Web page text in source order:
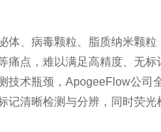
体、病毒颗粒、脂质纳米颗
痛点，难以满足高精度、无
技术瓶颈，ApogeeFlow公司
记清晰检测与分辨，同时荧